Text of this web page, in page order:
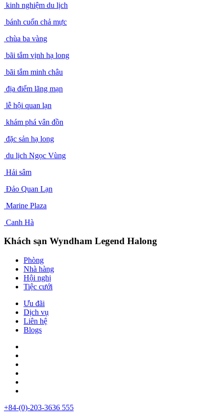
kinh nghiệm du lịch
bánh cuốn chả mực
chùa ba vàng
bãi tắm vịnh hạ long
bãi tắm minh châu
địa điểm lãng mạn
lễ hội quan lạn
khám phá vân đồn
đặc sản hạ long
du lịch Ngọc Vùng
Hải sâm
Đảo Quan Lạn
Marine Plaza
Canh Hà
Khách sạn Wyndham Legend Halong
Phòng
Nhà hàng
Hội nghị
Tiệc cưới
Ưu đãi
Dịch vụ
Liên hệ
Blogs
+84-(0)-203-3636 555